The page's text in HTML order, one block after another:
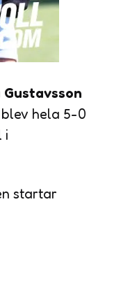
Gustavsson
hela 5-0
i
startar